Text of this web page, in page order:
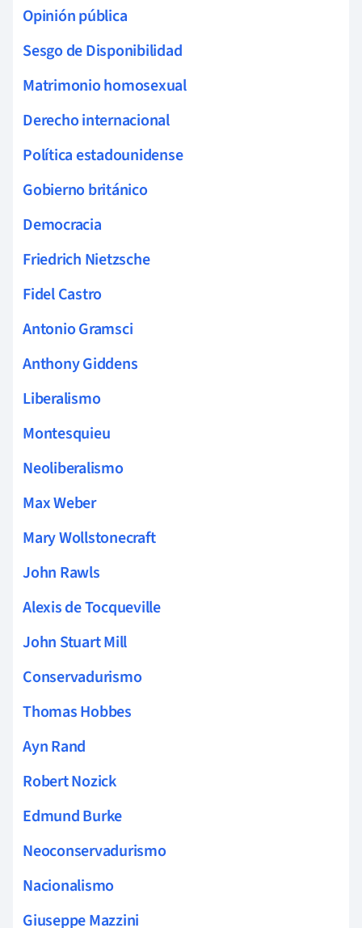
Opinión pública
Sesgo de Disponibilidad
Matrimonio homosexual
Derecho internacional
Política estadounidense
Gobierno británico
Democracia
Friedrich Nietzsche
Fidel Castro
Antonio Gramsci
Anthony Giddens
Liberalismo
Montesquieu
Neoliberalismo
Max Weber
Mary Wollstonecraft
John Rawls
Alexis de Tocqueville
John Stuart Mill
Conservadurismo
Thomas Hobbes
Ayn Rand
Robert Nozick
Edmund Burke
Neoconservadurismo
Nacionalismo
Giuseppe Mazzini